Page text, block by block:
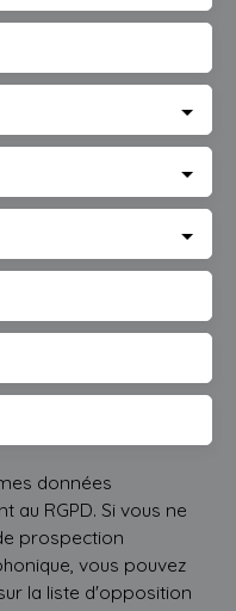
données
RGPD. Si vous ne
prospection
vous pouvez
la liste d'opposition